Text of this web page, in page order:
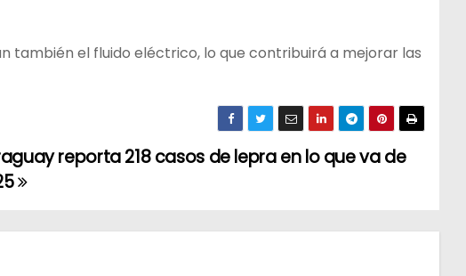
el fluido eléctrico, lo que contribuirá a mejorar las
reporta 218 casos de lepra en lo que va de